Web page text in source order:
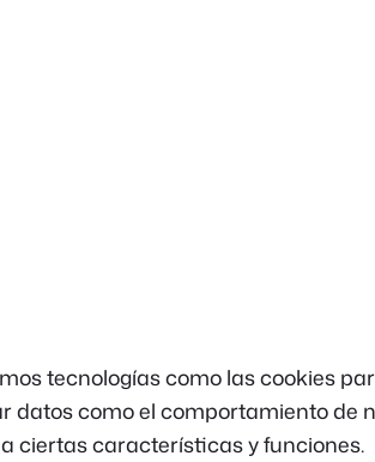
tecnologías como las cookies
como el comportamiento de
ciertas características y funciones.